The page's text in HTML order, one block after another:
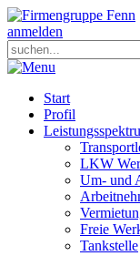
anmelden
Start
Profil
LKW
Um- und
Freie
Tankstelle